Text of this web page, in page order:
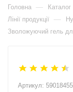
Головна — Каталог
Лінії продукції —
Зволожуючий гель
Артикул: